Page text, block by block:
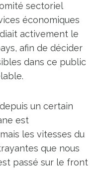
sectoriel
économiques
activement le
afin de décider
dans ce public
un certain
est
les vitesses du
que nous
passé sur le front